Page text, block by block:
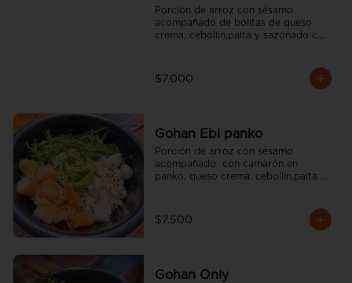
Porción de arroz con sésamo
acompañado de bolitas de queso
crema, cebollín,palta y sazonado con
$7.000
Gohan Ebi panko
Porción de arroz con sésamo
acompañado  con camarón en
panko, queso crema, cebollín,palta y
$7.500
Gohan Only